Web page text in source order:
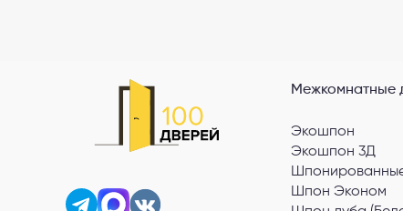
Межкомнатные
Экошпон
Экошпон 3Д
Шпон Эконом